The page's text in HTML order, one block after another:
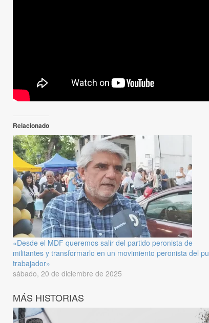
Relacionado
«Desde el MDF queremos salir del partido peronista de
militantes y transformarlo en un movimiento peronista del
trabajador»
sábado, 20 de diciembre de 2025
MÁS HISTORIAS